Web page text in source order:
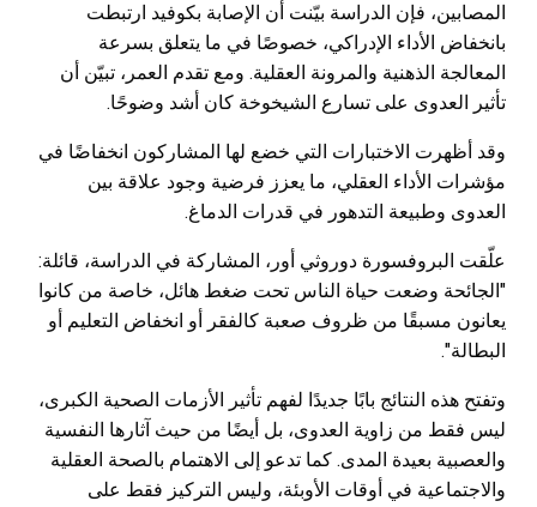
المصابين، فإن الدراسة بيّنت أن الإصابة بكوفيد ارتبطت
بانخفاض الأداء الإدراكي، خصوصًا في ما يتعلق بسرعة
المعالجة الذهنية والمرونة العقلية. ومع تقدم العمر، تبيّن أن
تأثير العدوى على تسارع الشيخوخة كان أشد وضوحًا.
وقد أظهرت الاختبارات التي خضع لها المشاركون انخفاضًا في
مؤشرات الأداء العقلي، ما يعزز فرضية وجود علاقة بين
العدوى وطبيعة التدهور في قدرات الدماغ.
علّقت البروفسورة دوروثي أور، المشاركة في الدراسة، قائلة:
"الجائحة وضعت حياة الناس تحت ضغط هائل، خاصة من كانوا
يعانون مسبقًا من ظروف صعبة كالفقر أو انخفاض التعليم أو
البطالة".
وتفتح هذه النتائج بابًا جديدًا لفهم تأثير الأزمات الصحية الكبرى،
ليس فقط من زاوية العدوى، بل أيضًا من حيث آثارها النفسية
والعصبية بعيدة المدى. كما تدعو إلى الاهتمام بالصحة العقلية
والاجتماعية في أوقات الأوبئة، وليس التركيز فقط على